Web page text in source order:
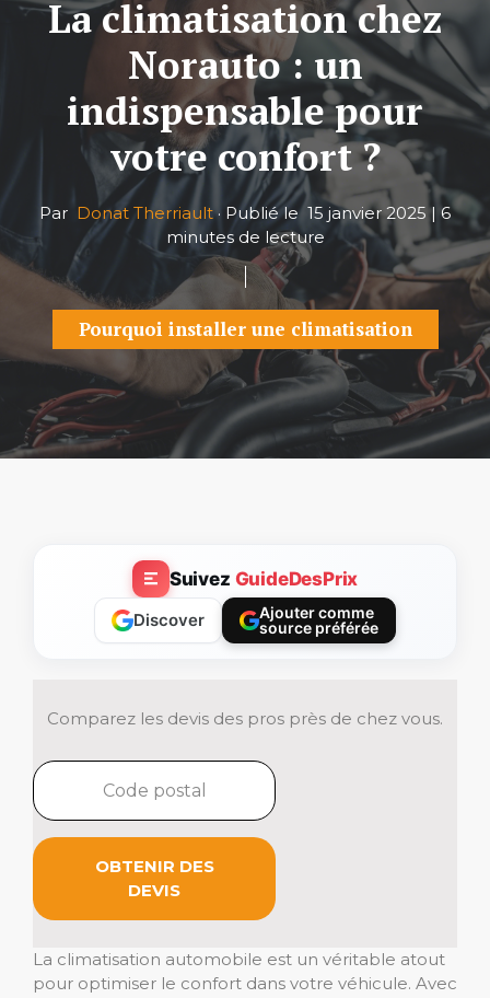
La climatisation chez
Norauto : un
indispensable pour
votre confort ?
Par Donat Therriault· Publié le 15 janvier 2025| 6
minutes de lecture
Pourquoi installer une climatisation
Suivez GuideDesPrix
Discover
Ajouter comme
source préférée
Comparez les devis des pros près de chez vous.
OBTENIR DES
DEVIS
La climatisation automobile est un véritable atout
pour optimiser le confort dans votre véhicule. Avec